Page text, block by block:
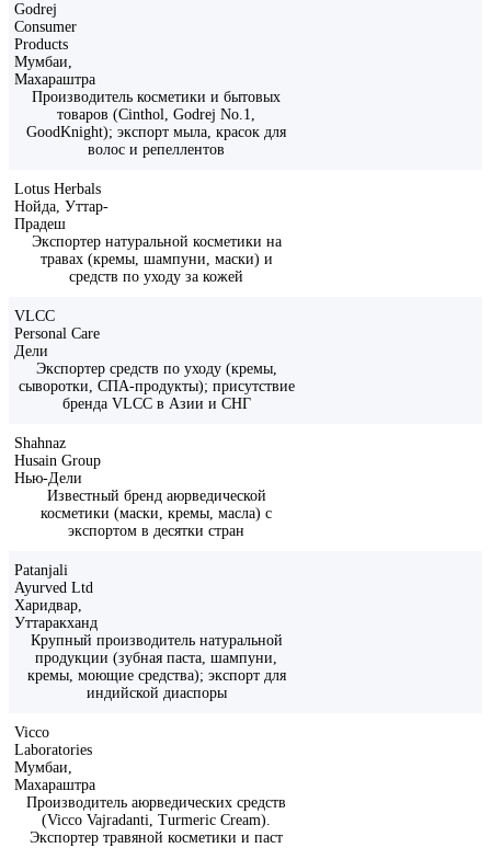
Godrej
Consumer
Products
Мумбаи,
Махараштра
Производитель косметики и бытовых
товаров (Cinthol, Godrej No.1,
GoodKnight); экспорт мыла, красок для
волос и репеллентов
Lotus Herbals
Нойда, Уттар-
Прадеш
Экспортер натуральной косметики на
травах (кремы, шампуни, маски) и
средств по уходу за кожей
VLCC
Personal Care
Дели
Экспортер средств по уходу (кремы,
сыворотки, СПА-продукты); присутствие
бренда VLCC в Азии и СНГ
Shahnaz
Husain Group
Нью-Дели
Известный бренд аюрведической
косметики (маски, кремы, масла) с
экспортом в десятки стран
Patanjali
Ayurved Ltd
Харидвар,
Уттаракханд
Крупный производитель натуральной
продукции (зубная паста, шампуни,
кремы, моющие средства); экспорт для
индийской диаспоры
Vicco
Laboratories
Мумбаи,
Махараштра
Производитель аюрведических средств
(Vicco Vajradanti, Turmeric Cream).
Экспортер травяной косметики и паст